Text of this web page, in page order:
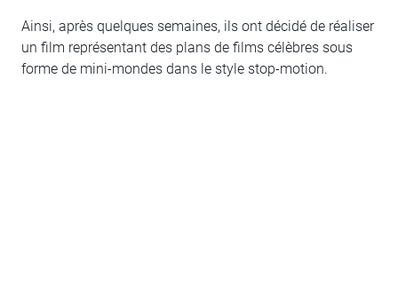
Ainsi, après quelques semaines, ils ont décidé de réaliser
un film représentant des plans de films célèbres sous
forme de mini-mondes dans le style stop-motion.